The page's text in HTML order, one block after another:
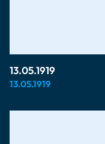
13.05.1919
13.05.1919